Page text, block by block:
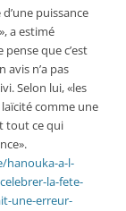
puissance
a estimé
pense que c’est
n’a pas
Selon lui, «les
comme une
tout ce qui
hanouka-a-l-
la-fete-
une-erreur-